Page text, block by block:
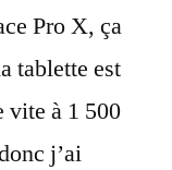
Pro X, ça
tablette est
vite à 1 500
j’ai